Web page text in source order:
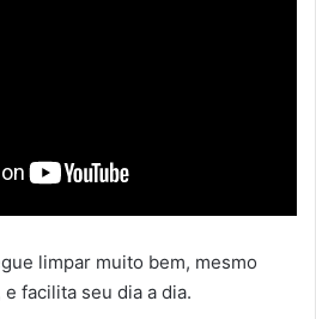
limpar muito bem, mesmo
facilita seu dia a dia.